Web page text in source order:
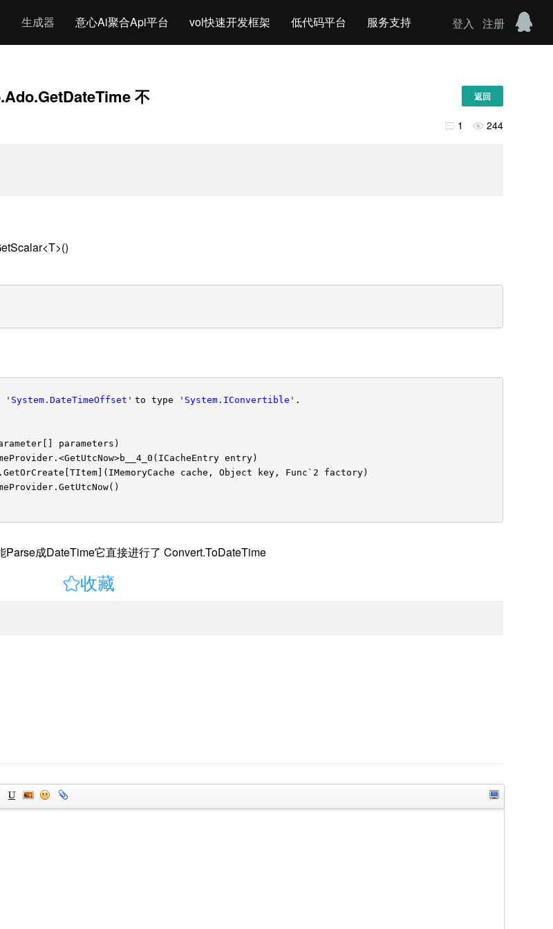
生成器 意心Ai聚合Api平台 vol快速开发框架 低代码平台 服务支持 登入 注册
不 返回
 1  244
'System.DateTimeOffset' to type 'System.IConvertible' .
parameters)
entry)
cache, Object key, Func`2 factory)
成DateTime它直接进行了 Convert.ToDateTime
收藏